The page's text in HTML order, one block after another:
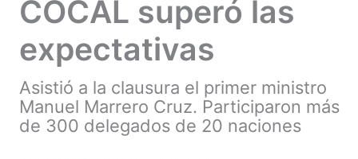
COCAL superó las
expectativas
Asistió a la clausura el primer ministro
Manuel Marrero Cruz. Participaron más
de 300 delegados de 20 naciones